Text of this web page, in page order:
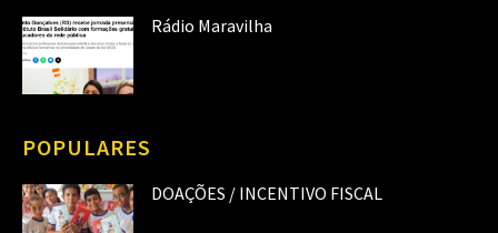
Rádio Maravilha
POPULARES
DOAÇÕES / INCENTIVO FISCAL